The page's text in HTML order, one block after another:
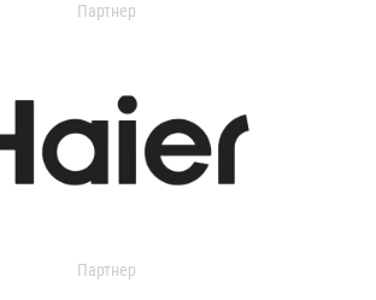
Партнер
Партнер